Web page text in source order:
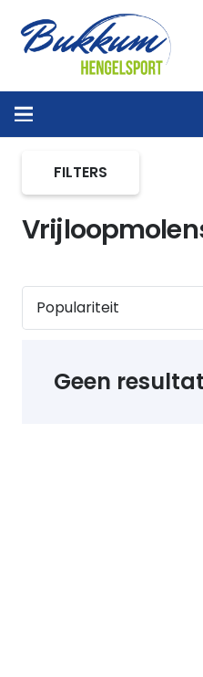
Home
Geen
FILTERS